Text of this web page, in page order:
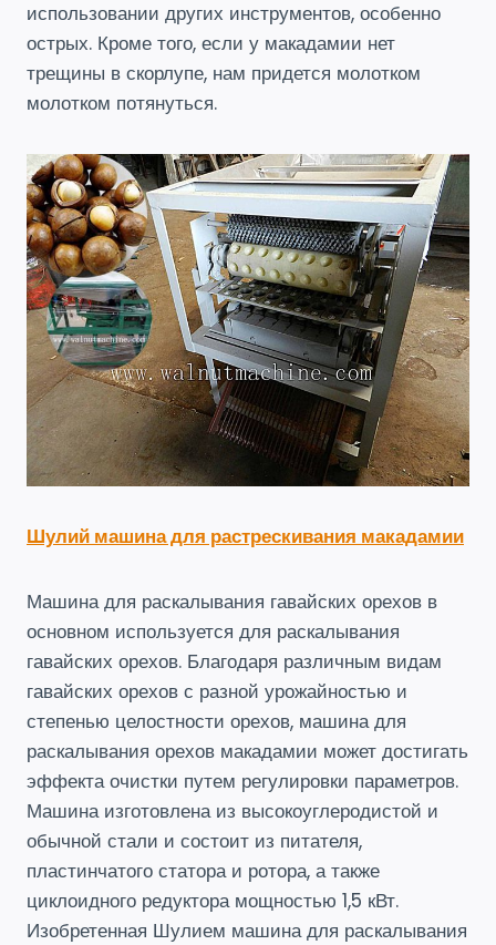
использовании других инструментов, особенно
острых. Кроме того, если у макадамии нет
трещины в скорлупе, нам придется молотком
молотком потянуться.
Шулий машина для растрескивания макадамии
Машина для раскалывания гавайских орехов в
основном используется для раскалывания
гавайских орехов. Благодаря различным видам
гавайских орехов с разной урожайностью и
степенью целостности орехов, машина для
раскалывания орехов макадамии может достигать
эффекта очистки путем регулировки параметров.
Машина изготовлена ​​из высокоуглеродистой и
обычной стали и состоит из питателя,
пластинчатого статора и ротора, а также
циклоидного редуктора мощностью 1,5 кВт.
Изобретенная Шулием машина для раскалывания